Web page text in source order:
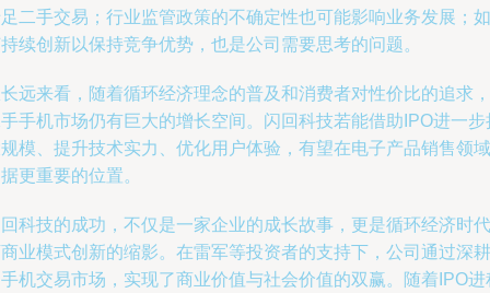
二手交易；行业监管政策的不确定性也可能影响业务发展；如
续创新以保持竞争优势，也是公司需要思考的问题。
远来看，随着循环经济理念的普及和消费者对性价比的追求，
手机市场仍有巨大的增长空间。闪回科技若能借助IPO进一步
模、提升技术实力、优化用户体验，有望在电子产品销售领域
更重要的位置。
科技的成功，不仅是一家企业的成长故事，更是循环经济时代
业模式创新的缩影。在雷军等投资者的支持下，公司通过深耕
机交易市场，实现了商业价值与社会价值的双赢。随着IPO进